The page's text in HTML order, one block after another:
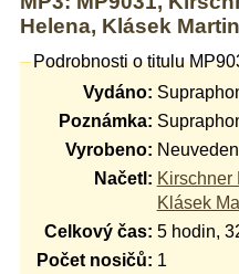
Helena, Klásek
Podrobnosti o titulu
Vydáno:
Poznámka:
Vyrobeno:
Načetl: Kirschner
Klásek
Celkový čas: 5 hodin,
Počet nosičů: 1